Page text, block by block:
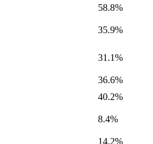
58.8%
35.9%
31.1%
36.6%
40.2%
8.4%
14.2%